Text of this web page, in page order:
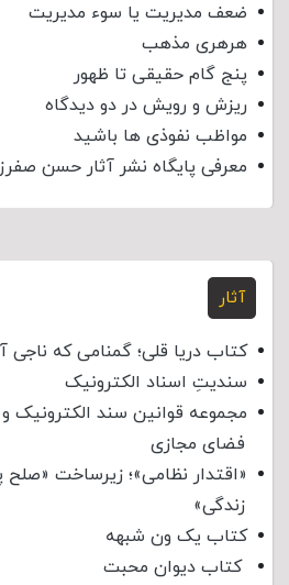
ضعف مدیریت یا سوء مدیریت
هرهری مذهب
پنج گام حقیقی تا ظهور
ریزش و رویش در دو دیدگاه
مواظب نفوذی‌ ها باشید
معرفی پایگاه نشر آثار حسن
آثار
کتاب دریا قلی؛ گمنامی که ناجی
سندیتِ اسناد الکترونیک
مجموعه قوانین سند الکترونیک
فضای مجازی
«اقتدار نظامی»؛ زیرساخت
زندگی»
کتاب یک ون شبهه
کتاب دیوان محبت